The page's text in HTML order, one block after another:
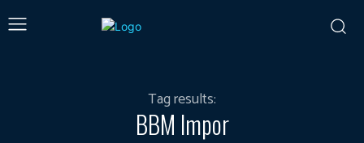
Tag results:
BBM Impor